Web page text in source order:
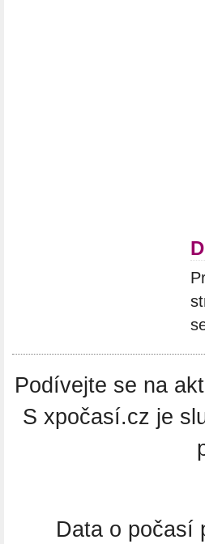
Podívejte se na
S xpočasí.cz je
Data o počasí